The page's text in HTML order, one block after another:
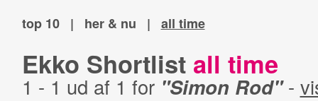
top 10 | her & nu | all time
Ekko Shortlist all time
1 - 1 ud af 1 for "Simon Rod"-